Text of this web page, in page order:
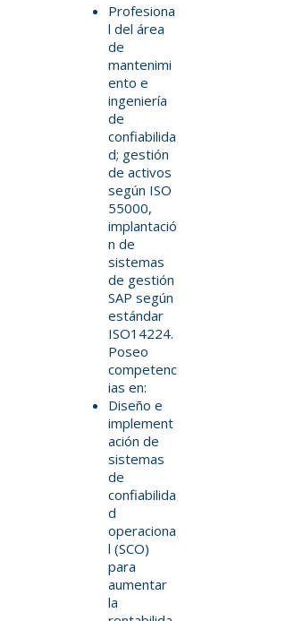
Profesiona
l del área
de
mantenimi
ento e
ingeniería
de
confiabilida
d; gestión
de activos
según ISO
55000,
implantació
n de
sistemas
de gestión
SAP según
estándar
ISO14224.
Poseo
competenc
ias en:
Diseño e
implement
ación de
sistemas
de
confiabilida
d
operaciona
l (SCO)
para
aumentar
la